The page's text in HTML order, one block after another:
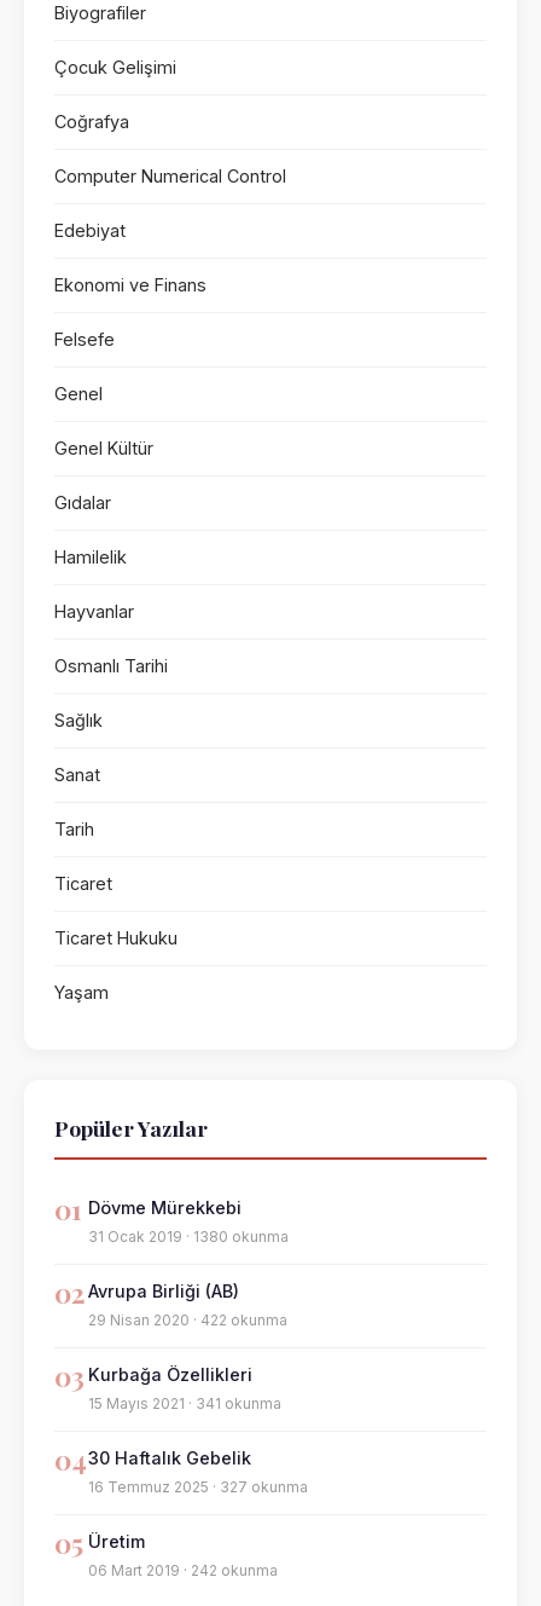
Biyografiler
Çocuk Gelişimi
Coğrafya
Computer Numerical Control
Edebiyat
Ekonomi ve Finans
Felsefe
Genel
Genel Kültür
Gıdalar
Hamilelik
Hayvanlar
Osmanlı Tarihi
Sağlık
Sanat
Tarih
Ticaret
Ticaret Hukuku
Yaşam
Popüler Yazılar
01 Dövme Mürekkebi
31 Ocak 2019 · 1380 okunma
02Avrupa Birliği (AB)
29 Nisan 2020 · 422 okunma
03 Kurbağa Özellikleri
15 Mayıs 2021 · 341 okunma
0430 Haftalık Gebelik
16 Temmuz 2025 · 327 okunma
05 Üretim
06 Mart 2019 · 242 okunma